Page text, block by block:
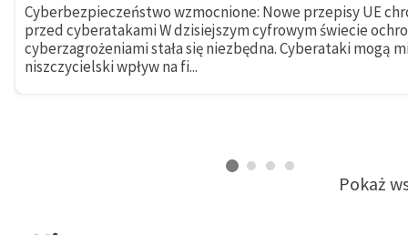
Cyberbezpieczeństwo wzmocnione: Nowe przepisy UE
przed cyberatakami W dzisiejszym cyfrowym świecie
cyberzagrożeniami stała się niezbędna. Cyberataki mogą
niszczycielski wpływ na fi...
Pokaż